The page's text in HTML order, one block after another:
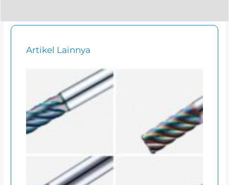
Artikel Lainnya